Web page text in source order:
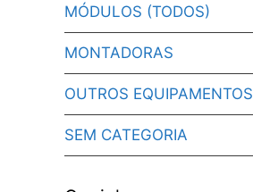
MÓDULOS (TODOS)
MONTADORAS
OUTROS EQUIPAMENTOS
SEM CATEGORIA